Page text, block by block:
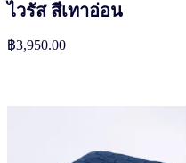
ไวรัส สีเทาอ่อน
฿3,950.00